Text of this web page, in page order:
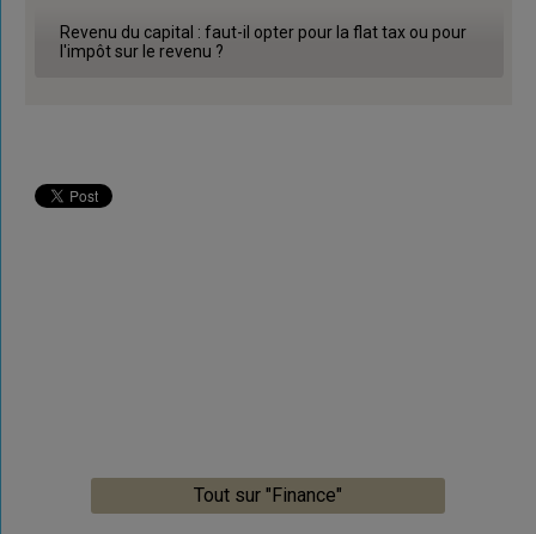
Revenu du capital : faut-il opter pour la flat tax ou pour
l'impôt sur le revenu ?
Tout sur "Finance"